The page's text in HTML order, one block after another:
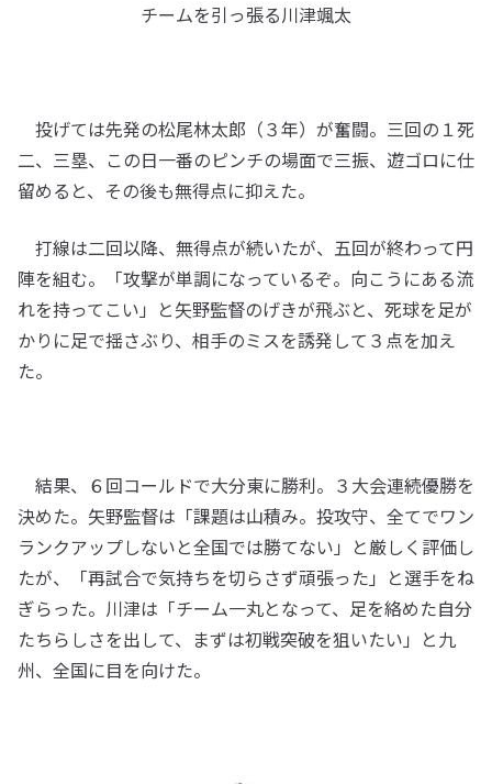
チームを引っ張る川津颯太
投げては先発の松尾林太郎（３年）が奮闘。三回の１死
二、三塁、この日一番のピンチの場面で三振、遊ゴロに仕
留めると、その後も無得点に抑えた。
打線は二回以降、無得点が続いたが、五回が終わって円
陣を組む。「攻撃が単調になっているぞ。向こうにある流
れを持ってこい」と矢野監督のげきが飛ぶと、死球を足が
かりに足で揺さぶり、相手のミスを誘発して３点を加え
た。
結果、６回コールドで大分東に勝利。３大会連続優勝を
決めた。矢野監督は「課題は山積み。投攻守、全てでワン
ランクアップしないと全国では勝てない」と厳しく評価し
たが、「再試合で気持ちを切らさず頑張った」と選手をね
ぎらった。川津は「チーム一丸となって、足を絡めた自分
たちらしさを出して、まずは初戦突破を狙いたい」と九
州、全国に目を向けた。